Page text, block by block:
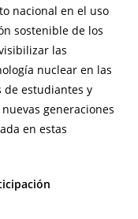
nacional en el uso
sostenible de los
las
nuclear en las
de estudiantes y
generaciones
en estas